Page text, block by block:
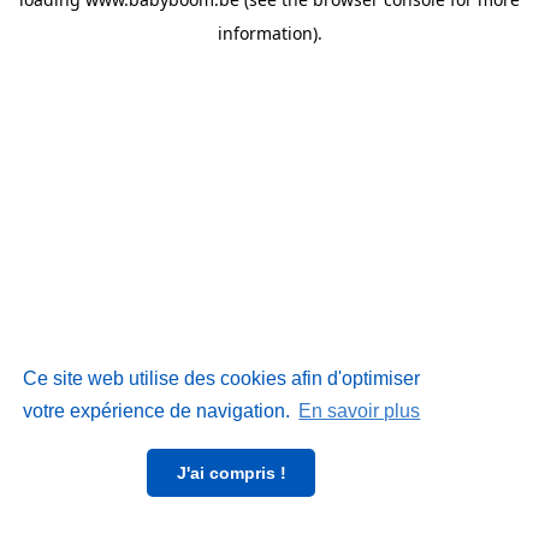
Ce site web utilise des cookies afin d'optimiser
votre expérience de navigation. En savoir plus
J'ai compris !
information).